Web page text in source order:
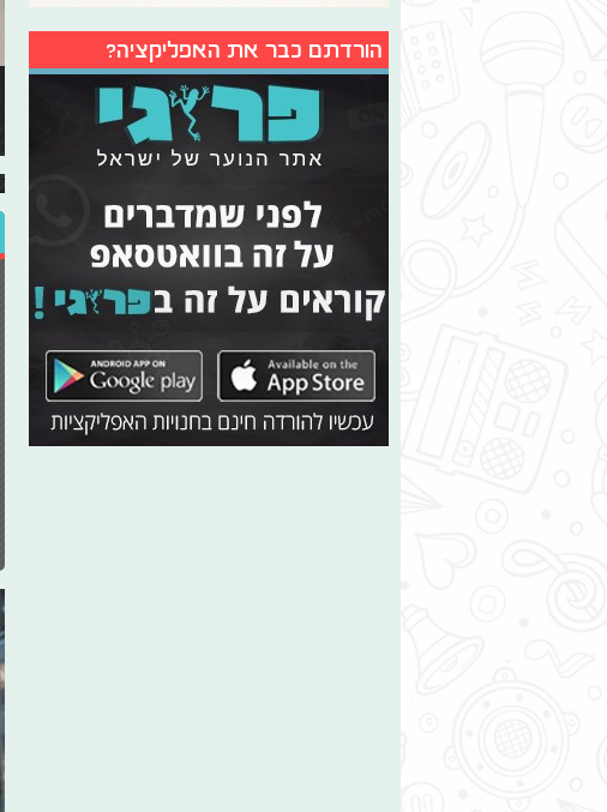
הורדתם כבר את האפליקציה?